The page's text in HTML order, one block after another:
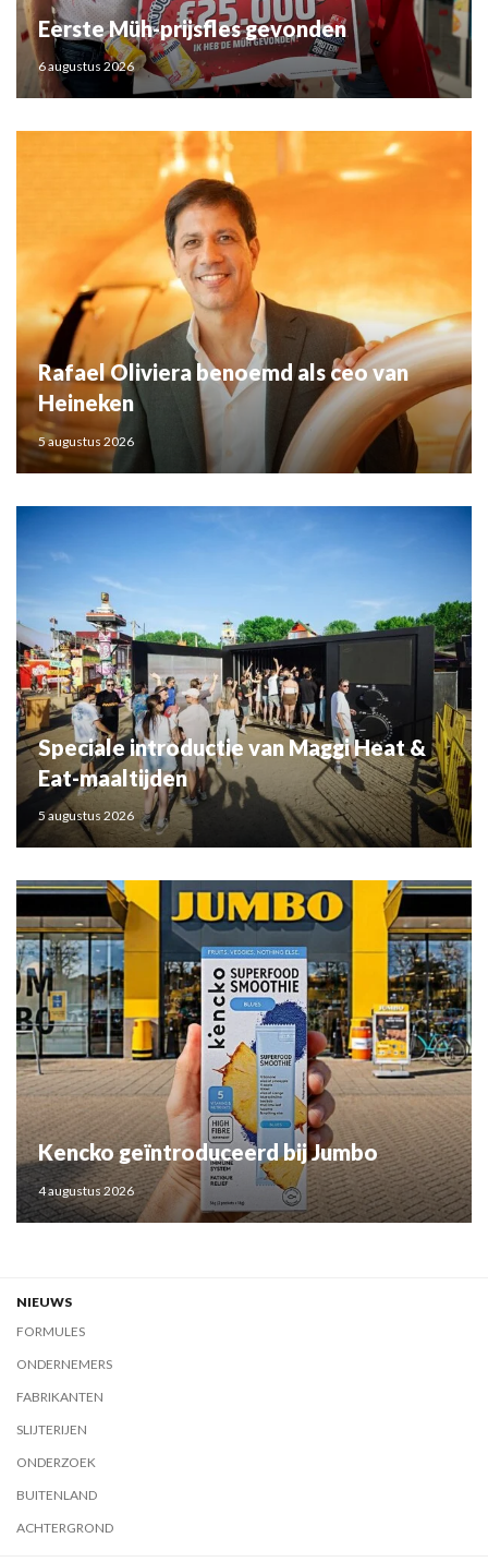
Eerste Müh-prijsfles gevonden
6 augustus 2026
Rafael Oliviera benoemd als ceo van
Heineken
5 augustus 2026
Speciale introductie van Maggi Heat &
Eat-maaltijden
5 augustus 2026
Kencko geïntroduceerd bij Jumbo
4 augustus 2026
NIEUWS
FORMULES
ONDERNEMERS
FABRIKANTEN
SLIJTERIJEN
ONDERZOEK
BUITENLAND
ACHTERGROND